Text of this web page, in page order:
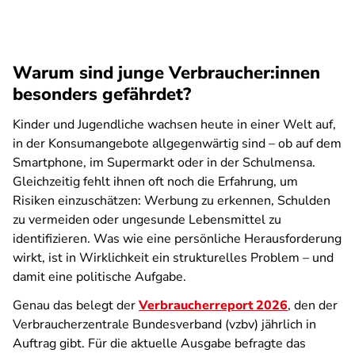
Warum sind junge Verbraucher:innen
besonders gefährdet?
Kinder und Jugendliche wachsen heute in einer Welt auf,
in der Konsumangebote allgegenwärtig sind – ob auf dem
Smartphone, im Supermarkt oder in der Schulmensa.
Gleichzeitig fehlt ihnen oft noch die Erfahrung, um
Risiken einzuschätzen: Werbung zu erkennen, Schulden
zu vermeiden oder ungesunde Lebensmittel zu
identifizieren. Was wie eine persönliche Herausforderung
wirkt, ist in Wirklichkeit ein strukturelles Problem – und
damit eine politische Aufgabe.
Genau das belegt derVerbraucherreport 2026, den der
Verbraucherzentrale Bundesverband (vzbv) jährlich in
Auftrag gibt. Für die aktuelle Ausgabe befragte das